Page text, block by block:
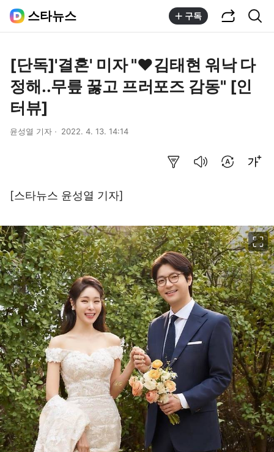
스타뉴스 구독
[단독]'결혼' 미자 "♥김태현 워낙 다
정해..무릎 꿇고 프러포즈 감동" [인
터뷰]
윤성열 기자 2022. 4. 13. 14:14
[스타뉴스 윤성열 기자]